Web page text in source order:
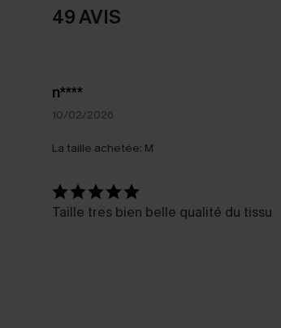
49 AVIS
n****
10/02/2026
La taille achetée: M
Taille tres bien belle qualité du tissu